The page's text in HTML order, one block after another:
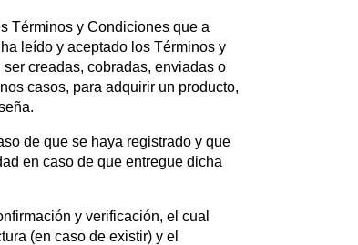
Términos y Condiciones que a
leído y aceptado los Términos y
creadas, cobradas, enviadas o
casos, para adquirir un producto,
de que se haya registrado y que
en caso de que entregue dicha
y verificación, el cual
(en caso de existir) y el